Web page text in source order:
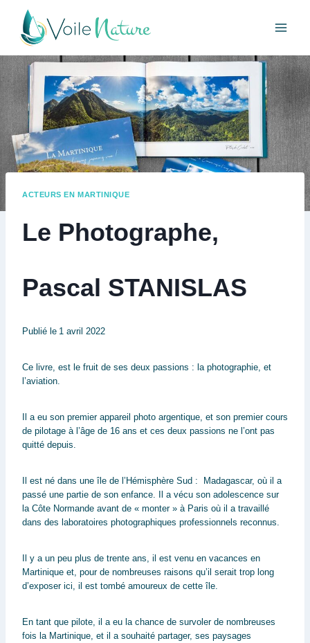
contenu
ACTEURS EN MARTINIQUE
Le Photographe,
Pascal STANISLAS
Publié le 1 avril 2022
Ce livre, est le fruit de ses deux passions : la photographie, et
l’aviation.
Il a eu son premier appareil photo argentique, et son premier cours
de pilotage à l’âge de 16 ans et ces deux passions ne l’ont pas
quitté depuis.
Il est né dans une île de l’Hémisphère Sud : Madagascar, où il a
passé une partie de son enfance. Il a vécu son adolescence sur
la Côte Normande avant de « monter » à Paris où il a travaillé
dans des laboratoires photographiques professionnels reconnus.
Il y a un peu plus de trente ans, il est venu en vacances en
Martinique et, pour de nombreuses raisons qu’il serait trop long
d’exposer ici, il est tombé amoureux de cette île.
En tant que pilote, il a eu la chance de survoler de nombreuses
fois la Martinique, et il a souhaité partager, ses paysages